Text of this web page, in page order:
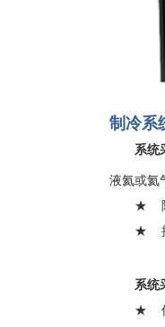
制冷系
系统
液氦或氦
★ 降
★ 操
系统
★ 低